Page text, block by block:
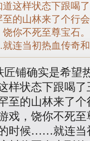
这样状态下跟喝
的山林来了个行
你不死至尊宝石
连当初热血传奇
铺确实是希望
样状态下跟喝
至的山林来了
戏，饶你不死
时候……就连当